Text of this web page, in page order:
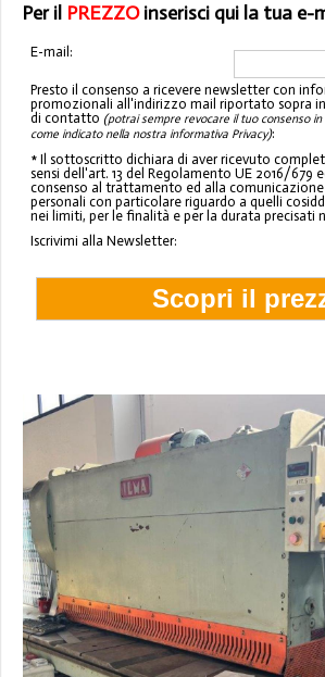
Per il PREZZOinserisci qui la tua e-
E-mail:
Presto il consenso a ricevere newsletter con
promozionali all'indirizzo mail riportato sopra
di contatto (potrai sempre revocare il tuo consenso
come indicato nella nostra informativa Privacy):
* Il sottoscritto dichiara di aver ricevuto
sensi dell'art. 13 del Regolamento UE 2016/679
consenso al trattamento ed alla
personali con particolare riguardo a quelli
nei limiti, per le finalità e per la durata precisati
Iscrivimi alla Newsletter: